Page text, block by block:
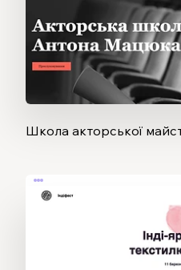
Школа акторської